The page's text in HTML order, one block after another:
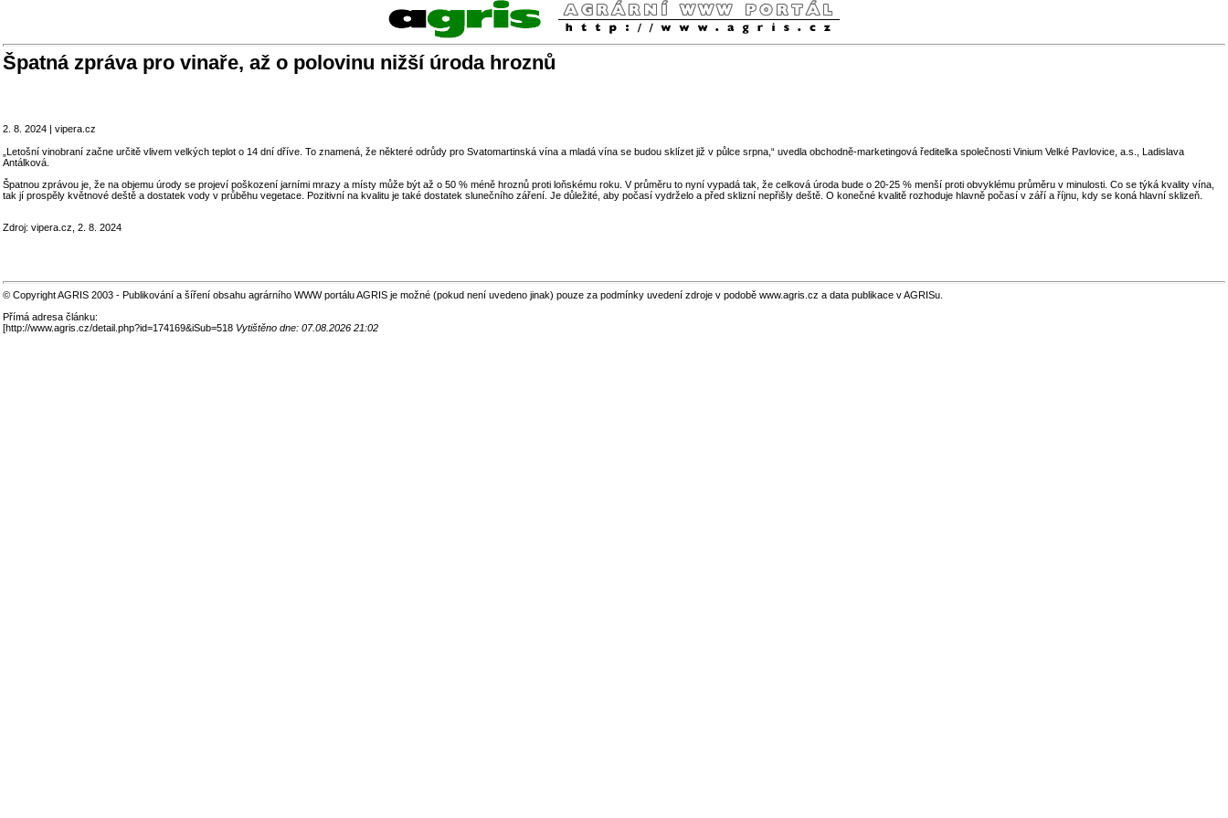
Špatná zpráva pro vinaře, až o polovinu nižší úroda hroznů
2. 8. 2024 | vipera.cz
„Letošní vinobraní začne určitě vlivem velkých teplot o 14 dní dříve. To znamená, že některé odrůdy pro Svatomartinská vína a mladá vína se budou sklízet již v půlce srpna,“ uvedla obchodně-marketingová ředitelka společnosti Vinium Velké Pavlovice, a.s., Ladislava
Antálková.
Špatnou zprávou je, že na objemu úrody se projeví poškození jarními mrazy a místy může být až o 50 % méně hroznů proti loňskému roku. V průměru to nyní vypadá tak, že celková úroda bude o 20-25 % menší proti obvyklému průměru v minulosti. Co se týká kvality vína,
tak jí prospěly květnové deště a dostatek vody v průběhu vegetace. Pozitivní na kvalitu je také dostatek slunečního záření. Je důležité, aby počasí vydrželo a před sklizní nepřišly deště. O konečné kvalitě rozhoduje hlavně počasí v září a říjnu, kdy se koná hlavní sklizeň.
Zdroj: vipera.cz, 2. 8. 2024
© Copyright AGRIS 2003 - Publikování a šíření obsahu agrárního WWW portálu AGRIS je možné (pokud není uvedeno jinak) pouze za podmínky uvedení zdroje v podobě www.agris.cz a data publikace v AGRISu.
Přímá adresa článku:
[http://www.agris.cz/detail.php?id=174169&iSub=518 Vytištěno dne: 07.08.2026 21:02